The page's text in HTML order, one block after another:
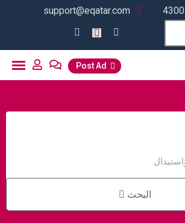
support@eqatar.com
Post Ad
البحث